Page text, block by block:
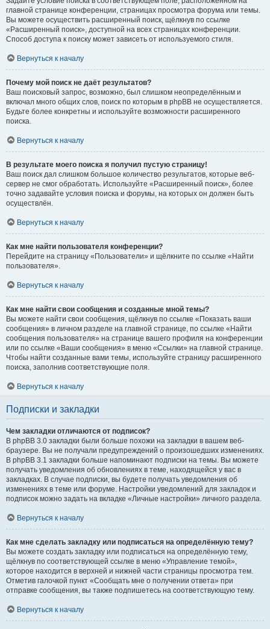
главной странице конференции, страницах просмотра форума или темы.
Вы можете осуществить расширенный поиск, щёлкнув по ссылке
«Расширенный поиск», доступной на всех страницах конференции.
Способ доступа к поиску может зависеть от используемого стиля.
Вернуться к началу
Почему мой поиск не даёт результатов?
Ваш поисковый запрос, возможно, был слишком неопределённым и
включал много общих слов, поиск по которым в phpBB не осуществляется.
Будьте более конкретны и используйте возможности расширенного
поиска.
Вернуться к началу
В результате моего поиска я получил пустую страницу!
Ваш поиск дал слишком большое количество результатов, которые веб-
сервер не смог обработать. Используйте «Расширенный поиск», более
точно задавайте условия поиска и форумы, на которых он должен быть
осуществлён.
Вернуться к началу
Как мне найти пользователя конференции?
Перейдите на страницу «Пользователи» и щёлкните по ссылке «Найти
пользователя».
Вернуться к началу
Как мне найти свои сообщения и созданные мной темы?
Вы можете найти свои сообщения, щёлкнув по ссылке «Показать ваши
сообщения» в личном разделе на главной странице, по ссылке «Найти
сообщения пользователя» на странице вашего профиля на конференции
или по ссылке «Ваши сообщения» в меню «Ссылки» на главной странице.
Чтобы найти созданные вами темы, используйте страницу расширенного
поиска, заполнив соответствующие поля.
Вернуться к началу
Подписки и закладки
Чем закладки отличаются от подписок?
В phpBB 3.0 закладки были больше похожи на закладки в вашем веб-
браузере. Вы не получали предупреждений о произошедших изменениях.
В phpBB 3.1 закладки больше напоминают подписки на темы. Вы можете
получать уведомления об обновлениях в теме, находящейся у вас в
закладках. В случае подписки, вы будете получать уведомления об
изменениях в теме или форуме. Настройки уведомлений для закладок и
подписок можно задать на вкладке «Личные настройки» личного раздела.
Вернуться к началу
Как мне сделать закладку или подписаться на определённую тему?
Вы можете создать закладку или подписаться на определённую тему,
щёлкнув по соответствующей ссылке в меню «Управление темой»,
которое находится в верхней и нижней части страницы просмотра тем.
Отметив галочкой пункт «Сообщать мне о получении ответа» при
отправке сообщения, вы также подпишетесь на соответствующую тему.
Вернуться к началу